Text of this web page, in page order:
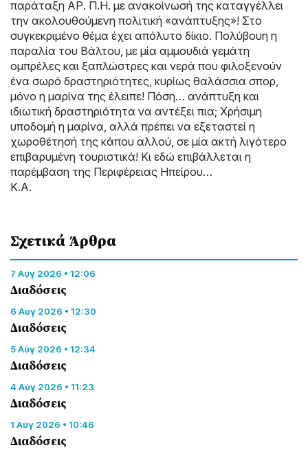
παράταξη ΑΡ. Π.Η. με ανακοίνωσή της καταγγέλλει
την ακολουθούμενη πολιτική «ανάπτυξης»! Στο
συγκεκριμένο θέμα έχει απόλυτο δίκιο. Πολύβουη η
παραλία του Βάλτου, με μία αμμουδιά γεμάτη
ομπρέλες και ξαπλώστρες και νερά που φιλοξενούν
ένα σωρό δραστηριότητες, κυρίως θαλάσσια σπορ,
μόνο η μαρίνα της έλειπε! Πόση… ανάπτυξη και
ιδιωτική δραστηριότητα να αντέξει πια; Χρήσιμη
υποδομή η μαρίνα, αλλά πρέπει να εξεταστεί η
χωροθέτησή της κάπου αλλού, σε μία ακτή λιγότερο
επιβαρυμένη τουριστικά! Κι εδώ επιβάλλεται η
παρέμβαση της Περιφέρειας Ηπείρου…
Κ.Α.
Σχετικά Άρθρα
7 Αύγ 2026 • 12:06
Διαδόσεις
6 Αύγ 2026 • 12:30
Διαδόσεις
5 Αύγ 2026 • 12:34
Διαδόσεις
4 Αύγ 2026 • 11:23
Διαδόσεις
1 Αύγ 2026 • 10:46
Διαδόσεις